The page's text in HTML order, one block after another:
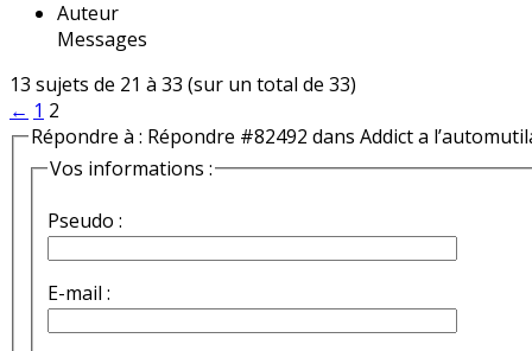
Auteur
Messages
13 sujets de 21 à 33 (sur un total de 33)
← 1 2
Répondre à : Répondre #82492 dans Addict a
Vos informations :
Pseudo :
E-mail :